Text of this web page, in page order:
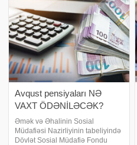
gəlirləri 9598,6 milyon manat
Avqust pensiyaları NƏ
VAXT ÖDƏNİLƏCƏK?
Əmək və Əhalinin Sosial
Müdafiəsi Nazirliyinin tabeliyində
Dövlət Sosial Müdafiə Fondu